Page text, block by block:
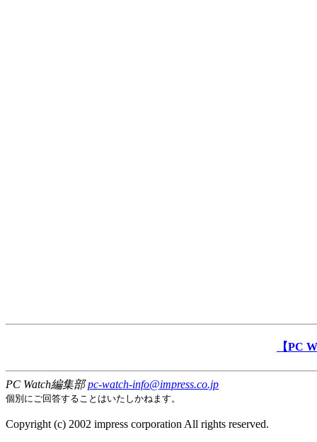
【PC
PC Watch編集部pc-watch-info@impress.co.jp
個別にご回答することはいたしかねます。
Copyright (c) 2002 impress corporation All rights reserved.